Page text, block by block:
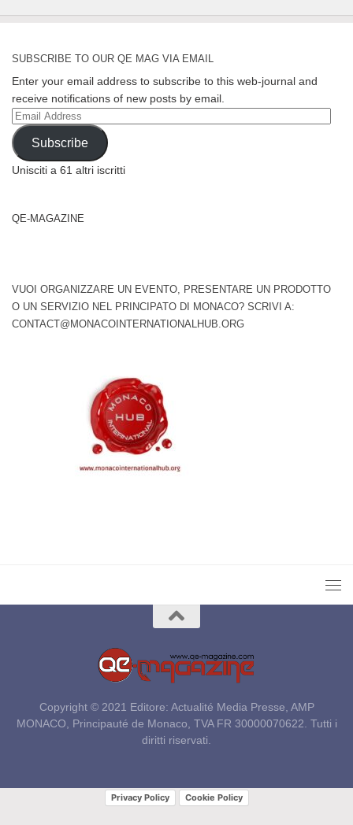
SUBSCRIBE TO OUR QE MAG VIA EMAIL
Enter your email address to subscribe to this web-journal and
receive notifications of new posts by email.
Email
Address
Subscribe
Unisciti a 61 altri iscritti
QE-MAGAZINE
VUOI ORGANIZZARE UN EVENTO, PRESENTARE UN PRODOTTO
O UN SERVIZIO NEL PRINCIPATO DI MONACO? SCRIVI A:
CONTACT@MONACOINTERNATIONALHUB.ORG
Copyright © 2021 Editore: Actualité Media Presse, AMP
MONACO, Principauté de Monaco, TVA FR 30000070622. Tutti i
diritti riservati.
Privacy Policy Cookie Policy